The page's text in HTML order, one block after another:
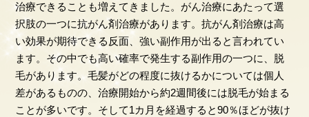
治療できることも増えてきました。がん治療にあたって選
択肢の一つに抗がん剤治療があります。抗がん剤治療は高
い効果が期待できる反面、強い副作用が出ると言われてい
ます。その中でも高い確率で発生する副作用の一つに、脱
毛があります。毛髪がどの程度に抜けるかについては個人
差があるものの、治療開始から約2週間後には脱毛が始まる
ことが多いです。そして1カ月を経過すると90％ほどが抜け